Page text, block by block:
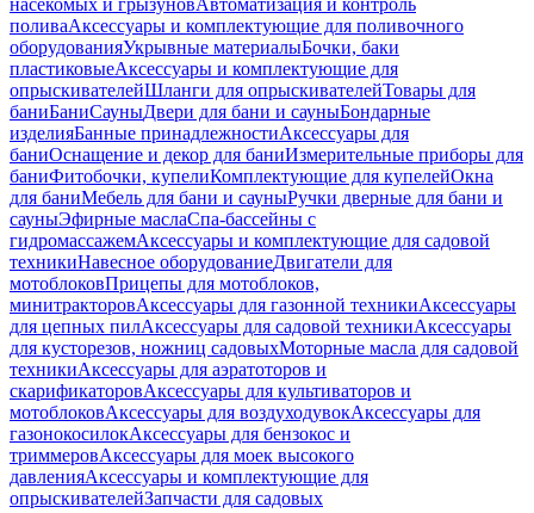
насекомых и грызуновАвтоматизация и контроль
поливаАксессуары и комплектующие для поливочного
оборудованияУкрывные материалыБочки, баки
пластиковыеАксессуары и комплектующие для
опрыскивателейШланги для опрыскивателейТовары для
баниБаниСауныДвери для бани и сауныБондарные
изделияБанные принадлежностиАксессуары для
баниОснащение и декор для баниИзмерительные приборы для
баниФитобочки, купелиКомплектующие для купелейОкна
для баниМебель для бани и сауныРучки дверные для бани и
сауныЭфирные маслаСпа-бассейны с
гидромассажемАксессуары и комплектующие для садовой
техникиНавесное оборудованиеДвигатели для
мотоблоковПрицепы для мотоблоков,
минитракторовАксессуары для газонной техникиАксессуары
для цепных пилАксессуары для садовой техникиАксессуары
для кусторезов, ножниц садовыхМоторные масла для садовой
техникиАксессуары для аэратоторов и
скарификаторовАксессуары для культиваторов и
мотоблоковАксессуары для воздуходувокАксессуары для
газонокосилокАксессуары для бензокос и
триммеровАксессуары для моек высокого
давленияАксессуары и комплектующие для
опрыскивателейЗапчасти для садовых